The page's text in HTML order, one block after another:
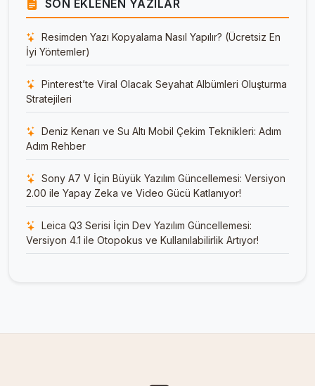
SON EKLENEN YAZILAR
Resimden Yazı Kopyalama Nasıl Yapılır? (Ücretsiz En
İyi Yöntemler)
Pinterest’te Viral Olacak Seyahat Albümleri Oluşturma
Stratejileri
Deniz Kenarı ve Su Altı Mobil Çekim Teknikleri: Adım
Adım Rehber
Sony A7 V İçin Büyük Yazılım Güncellemesi: Versiyon
2.00 ile Yapay Zeka ve Video Gücü Katlanıyor!
Leica Q3 Serisi İçin Dev Yazılım Güncellemesi:
Versiyon 4.1 ile Otopokus ve Kullanılabilirlik Artıyor!